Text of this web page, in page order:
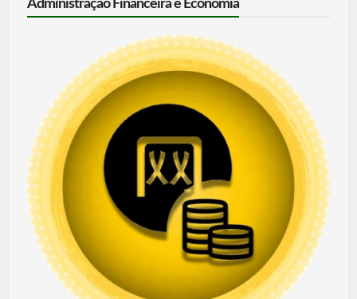
Administração Financeira e Economia